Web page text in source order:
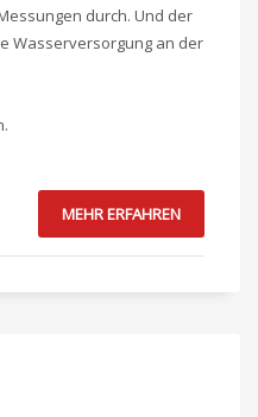
durch. Und der
Wasserversorgung an der
MEHR ERFAHREN